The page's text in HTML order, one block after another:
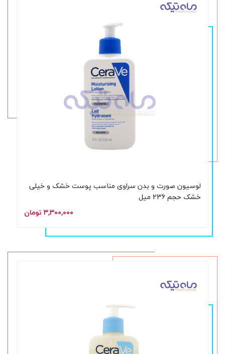
لوسیون صورت و بدن سراوی مناسب پوست خشک و خیلی
خشک حجم 236 میل
۳,۳۰۰,۰۰۰ تومان